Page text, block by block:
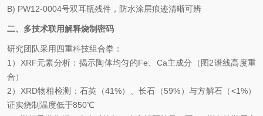
B) PW12-0004号双耳瓶残件，防水涂层痕迹清晰可辨
二、多技术联用解释烧制密码
研究团队采用四重科技组合拳：
1 ） XRF元素分析：揭示陶体均匀的Fe Ca主成分（图2谱线高度重
合）
2） XRD物相检测：石英（41%）、长石（59%）与方解石（<1%）
证实烧制温度低于850℃